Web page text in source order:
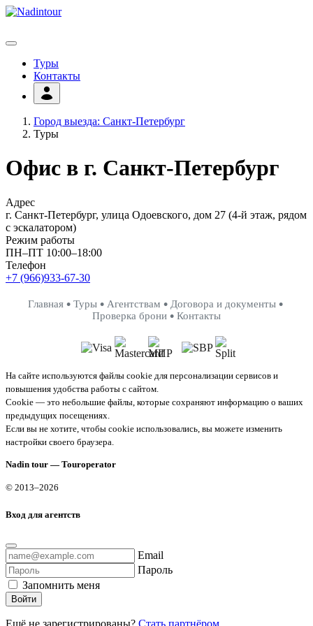
Туры
Контакты
Город выезда: Санкт-Петербург
Туры
Офис в г. Санкт-Петербург
Адрес
г. Санкт-Петербург, улица Одоевского, дом 27 (4-й этаж, рядом
с эскалатором)
Режим работы
ПН–ПТ 10:00–18:00
Телефон
+7 (966)933-67-30
Главная • Туры • Агентствам • Договора и документы •
Проверка брони • Контакты
На сайте используются файлы cookie для персонализации сервисов и
повышения удобства работы с сайтом.
Cookie — это небольшие файлы, которые сохраняют информацию о ваших
предыдущих посещениях.
Если вы не хотите, чтобы cookie использовались, вы можете изменить
настройки своего браузера.
Nadin tour — Touroperator
© 2013–2026
Вход для агентств
Email
Пароль
Запомнить меня
Войти
Ещё не зарегистрированы? Стать партнёром